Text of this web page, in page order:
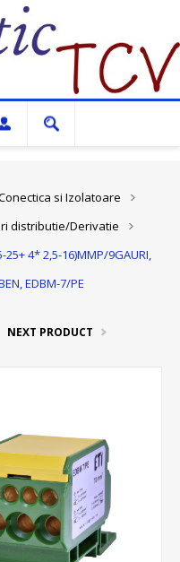
si Izolatoare
distributie/Derivatie
25+ 4* 2,5-16)MMP/9GAURI,
EDBM-7/PE
NEXT PRODUCT